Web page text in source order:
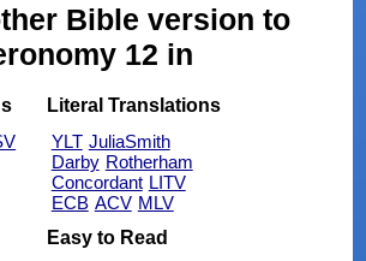
Bible version to
12 in
Literal Translations
YLT JuliaSmith
Darby Rotherham
Concordant LITV
ECB ACV MLV
Easy to Read